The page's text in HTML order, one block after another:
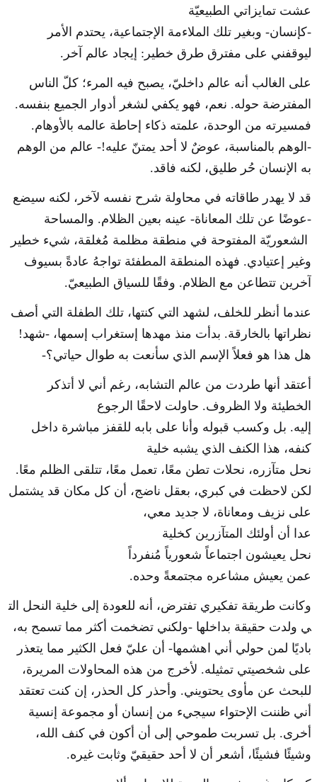
عشت تمايزاتي الطبيعيّة
-كإنسان- وبغير تلك الملاءمة الإجتماعية، يحتدم الأمر
ليوقفني على مفترق طرق خطير: إيجاد عالم آخر.
على الغالب أنه عالم داخليّ، يصبح فيه المرء؛ كلّ الناس
المفترضة حوله. نعم، فهو يكفي لشغر أدوار الجميع بنفسه.
فمسيرته من الوحدة، علمته ذكاء إحاطة عالمه بالأوهام.
-الوهم بالمناسبة، عوضٌ لا أحد يمتنّ عليه!- عالم من الوهم
به الإنسان حُر طليق، لكنه فاقد.
قد لا يهدر طاقاته في محاولة شرح نفسه لآخر، لكنه سيضع
-عوضًا عن تلك المعاناة- عينه بعين الظلام. والمساحة
الشعوريّة المفتوحة في منطقة مظلمة مُغلقة، شيء خطير
وغير إعتيادي. فهذه المنطقة المطفئة تواجهُ عادةً بسيوف
آخرين تتطاعن مع الظلام. وفقًا للسياق الطبيعيّ.
عندما أنظر للخلف، لشهد التي كنتها، تلك الطفلة التي أصف
نظراتها بالخارقة. بدأت منذ مهدها إستغراب إسمها، -شهد!
هل هذا هو فعلاً الإسم الذي سأنعت به طوال حياتي؟-
أعتقد أنها طردت من عالم التشابه، رغم أني لا أتذكر
الخطيئة ولا الظروف. حاولت لاحقًا الرجوع
إليه. بل وكسب قبوله وأنا على بابه للقفز مباشرة داخل
كنفه، هذا الكنف الذي يشبه خلية
نحل متآزره، نحلات تطن معًا، تعمل معًا، تتلقى الظلم معًا.
لكن لاحظت في كبري، بعقل ناضج، أن كل مكان قد يشتمل
على نزيف ومعاناة، لا جديد معي،
عدا أن أولئك المتآزرين كخلية
نحل يعيشون اجتماعاً شعورياً مُنفرداً
عمن يعيش مشاعره مجتمعةً وحده.
وكانت طريقة تفكيري تفترض، أنه للعودة إلى خلية النحل الت
ي ولدت حقيقة بداخلها -ولكني تضخمت أكثر مما تسمح به،
باديًا لمن حولي أني اهشمها- أن عليّ فعل الكثير مما يتعذر
على شخصيتي تمثيله. لأخرج من هذه المحاولات المريرة،
للبحث عن مأوى يحتويني. وأحذر كل الحذر، إن كنت تعتقد
أني ظننت الإحتواء سيجيء من إنسان أو مجموعة إنسية
أخرى. بل تسربت طموحي إلى أن أكون في كنف الله،
وشيئًا فشيئًا، أشعر أن لا أحد حقيقيّ وثابت غيره.